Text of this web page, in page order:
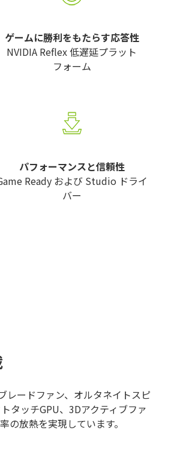
ゲームに勝利をもたらす応答性
NVIDIA Reflex 低遅延プラット
フォーム
パフォーマンスと信頼性
Ready および Studio ドライ
バー
レードファン、オルタネイトスピ
タッチGPU、3Dアクティブファ
の放熱を実現しています。